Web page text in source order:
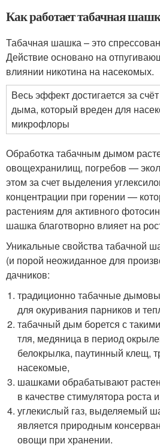
Как работает табачная
Табачная шашка – это
Действие основано на
влиянии никотина на насекомых.
Весь эффект достигается за
дыма, который вреден для
микрофлоры
Обработка табачным дымом
овощехранилищ, погребов —
этом за счет выделения
концентрации при горении —
растениям для активного
шашка благотворно влияет на
Уникальные свойства табачной
(и порой неожиданное для
дачников:
традиционно табачные
для окуривания парников и
табачный дым борется с
тля, медяница в период
белокрылка, паутинный клещ,
насекомые,
шашками обрабатывают
в качестве стимулятора роста
углекислый газ, выделяемый
является природным
овощи при хранении.